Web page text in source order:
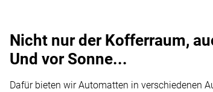
Nicht nur der Kofferraum,
Und vor Sonne...
Dafür bieten wir Automatten in verschiedenen